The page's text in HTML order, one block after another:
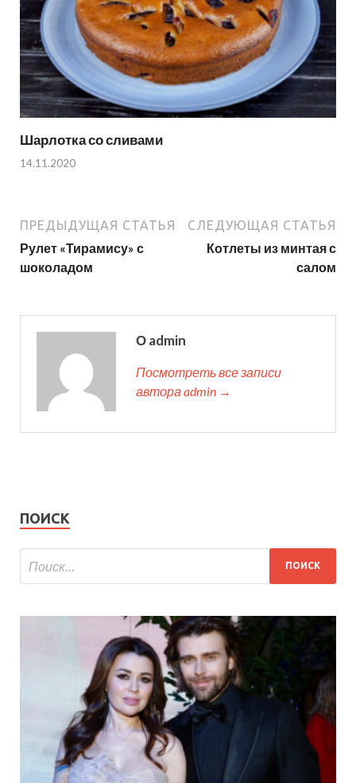
Шарлотка со сливами
14.11.2020
ПРЕДЫДУЩАЯ СТАТЬЯ
Рулет «Тирамису» с
шоколадом
СЛЕДУЮЩАЯ СТАТЬЯ
Котлеты из минтая с
салом
О admin
Посмотреть все записи
автора admin →
ПОИСК